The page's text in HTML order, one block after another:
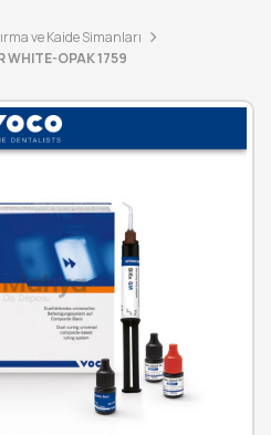
ve Kaide Simanları
WHITE-OPAK 1759